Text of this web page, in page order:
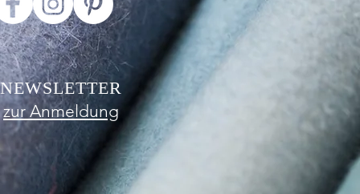
NEWSLETTER
zur Anmeldung